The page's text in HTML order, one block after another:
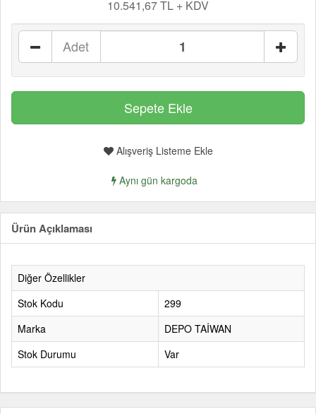
10.541,67 TL + KDV
Adet
Alışveriş Listeme Ekle
Aynı gün kargoda
Ürün Açıklaması
Diğer Özellikler
Stok Kodu
299
Marka
DEPO TAİWAN
Stok Durumu
Var